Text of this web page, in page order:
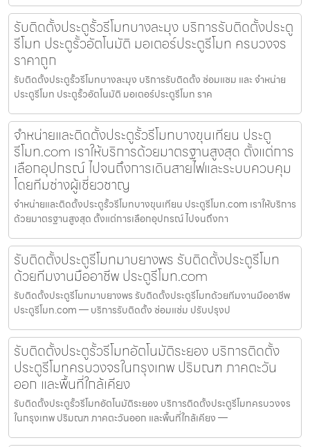
รับติดตั้งประตูรั้วรีโมทบางละมุง บริการรับติดตั้งประตู
รีโมท ประตูรั้วอัตโนมัติ มอเตอร์ประตูรีโมท ครบวงจร
ราคาถูก
รับติดตั้งประตูรั้วรีโมทบางละมุง บริการรับติดตั้ง ซ่อมแซม และ จำหน่าย
ประตูรีโมท ประตูรั้วอัตโนมัติ มอเตอร์ประตูรีโมท ราค
จำหน่ายและติดตั้งประตูรั้วรีโมทบางขุนเทียน ประตู
รีโมท.com เราให้บริการด้วยมาตรฐานสูงสุด ตั้งแต่การ
เลือกอุปกรณ์ ไปจนถึงการเดินสายไฟและระบบควบคุม
โดยทีมช่างผู้เชี่ยวชาญ
จำหน่ายและติดตั้งประตูรั้วรีโมทบางขุนเทียน ประตูรีโมท.com เราให้บริการ
ด้วยมาตรฐานสูงสุด ตั้งแต่การเลือกอุปกรณ์ ไปจนถึงกา
รับติดตั้งประตูรีโมทมาบยางพร รับติดตั้งประตูรีโมท
ด้วยทีมงานมืออาชีพ ประตูรีโมท.com
รับติดตั้งประตูรีโมทมาบยางพร รับติดตั้งประตูรีโมทด้วยทีมงานมืออาชีพ
ประตูรีโมท.com — บริการรับติดตั้ง ซ่อมแซ่ม ปรับปรุงป
รับติดตั้งประตูรั้วรีโมทอัตโนมัติระยอง บริการติดตั้ง
ประตูรีโมทครบวงจรในกรุงเทพ ปริมณฑ ภาคตะวัน
ออก และพื้นที่ใกล้เคียง
รับติดตั้งประตูรั้วรีโมทอัตโนมัติระยอง บริการติดตั้งประตูรีโมทครบวงจร
ในกรุงเทพ ปริมณฑ ภาคตะวันออก และพื้นที่ใกล้เคียง —